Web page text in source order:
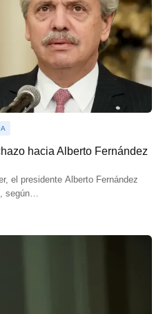
hacia Alberto Fernández
el presidente Alberto Fernández
según…